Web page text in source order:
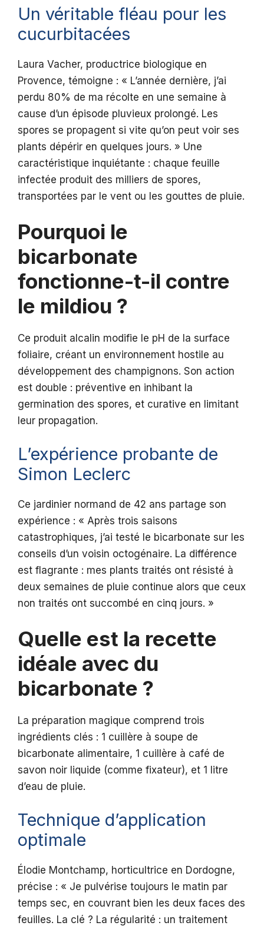
Un véritable fléau pour les
cucurbitacées
Laura Vacher, productrice biologique en
Provence, témoigne : « L’année dernière, j’ai
perdu 80% de ma récolte en une semaine à
cause d’un épisode pluvieux prolongé. Les
spores se propagent si vite qu’on peut voir ses
plants dépérir en quelques jours. » Une
caractéristique inquiétante : chaque feuille
infectée produit des milliers de spores,
transportées par le vent ou les gouttes de pluie.
Pourquoi le
bicarbonate
fonctionne-t-il contre
le mildiou ?
Ce produit alcalin modifie le pH de la surface
foliaire, créant un environnement hostile au
développement des champignons. Son action
est double : préventive en inhibant la
germination des spores, et curative en limitant
leur propagation.
L’expérience probante de
Simon Leclerc
Ce jardinier normand de 42 ans partage son
expérience : « Après trois saisons
catastrophiques, j’ai testé le bicarbonate sur les
conseils d’un voisin octogénaire. La différence
est flagrante : mes plants traités ont résisté à
deux semaines de pluie continue alors que ceux
non traités ont succombé en cinq jours. »
Quelle est la recette
idéale avec du
bicarbonate ?
La préparation magique comprend trois
ingrédients clés : 1 cuillère à soupe de
bicarbonate alimentaire, 1 cuillère à café de
savon noir liquide (comme fixateur), et 1 litre
d’eau de pluie.
Technique d’application
optimale
Élodie Montchamp, horticultrice en Dordogne,
précise : « Je pulvérise toujours le matin par
temps sec, en couvrant bien les deux faces des
feuilles. La clé ? La régularité : un traitement